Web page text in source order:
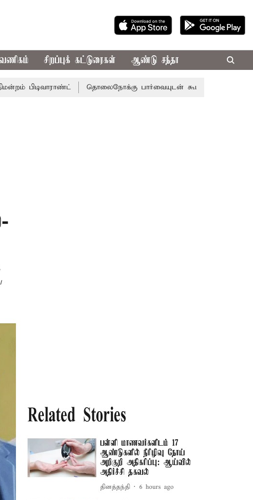
வணிகம் சிறப்புக் கட்டுரைகள் ஆண்டு சந்தா
தொலைநோக்கு பார்வையுடன் கூடிய வேளாண் பட்ஜெட்:
Related Stories
பள்ளி மாணவர்களிடம் 17
ஆண்டுகளில் நீரிழிவு நோய்
அறிகுறி அதிகரிப்பு: ஆய்வில்
அதிர்ச்சி தகவல்
தினத்தந்தி 6 hours ago